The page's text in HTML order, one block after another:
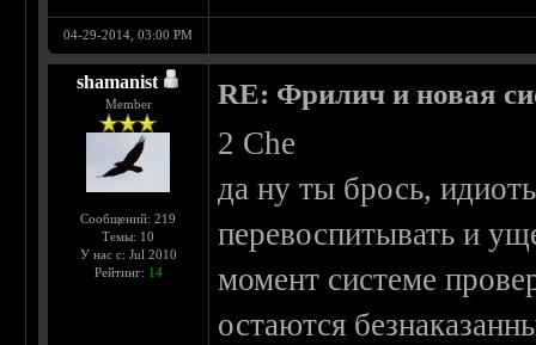
04-29-2014, 03:00 PM
shamanist
Member
Сообщений: 219
Темы: 10
У нас с: Jul 2010
Рейтинг: 14
RE: Фрилич и новая
2 Che
да ну ты брось,
перевоспитывать и
момент системе
остаются